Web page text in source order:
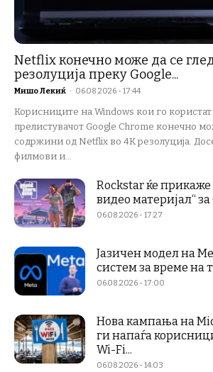
Netflix конечно може да се
резолуција преку Google...
Мишо Лекиќ - 06.08.2026 - 17:44
Корисниците на Windows кои го
прелистувачот Google Chrome конечно
содржини од Netflix во 4K резолуција.
филмови и...
Rockstar ќе
видео материјал“ за
06.08.2026 - 17:27
Јазичен модел на
систем за време на
06.08.2026 - 17:00
Нова кампања на
ги напаѓа
Wi-Fi...
06.08.2026 - 14:03